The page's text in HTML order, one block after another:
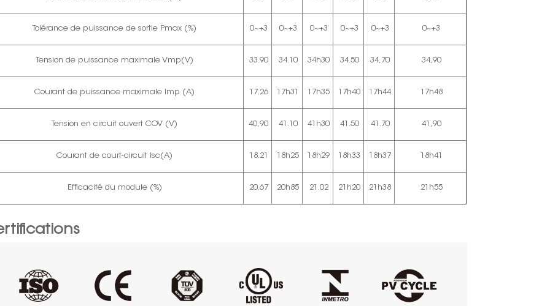
Tolérance de puissance de sortie Pmax (%) 0~+3 0~+3 0~+3 0~+3 0~+3 0~+3
Tension de puissance maximale Vmp(V) 33.90 34.10 34h30 34.50 34,70 34,90
Courant de puissance maximale Imp (A) 17.26 17h31 17h35 17h40 17h44 17h48
Tension en circuit ouvert COV (V) 40,90 41.10 41h30 41.50 41.70 41,90
Courant de court-circuit Isc(A) 18.21 18h25 18h29 18h33 18h37 18h41
Efficacité du module (%) 20.67 20h85 21.02 21h20 21h38 21h55